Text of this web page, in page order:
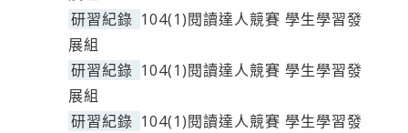
研習紀錄 104(1)閱讀達人競賽 學生學習發
展組
研習紀錄 104(1)閱讀達人競賽 學生學習發
展組
研習紀錄 104(1)閱讀達人競賽 學生學習發